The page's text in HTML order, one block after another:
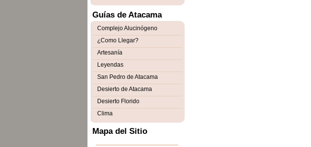
Guías de Atacama
Complejo Alucinógeno
¿Como Llegar?
Artesanía
Leyendas
San Pedro de Atacama
Desierto de Atacama
Desierto Florido
Clima
Mapa del Sitio